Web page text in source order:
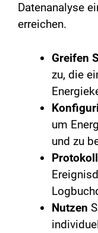
Datenanalyse
erreichen.
Greifen
zu, die
um
und zu
Nutzen